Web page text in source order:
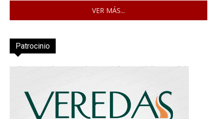
VER MÁS...
Patrocinio